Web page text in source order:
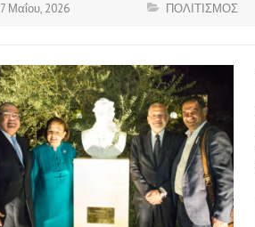
7 Μαΐου, 2026 ΠΟΛΙΤΙΣΜΟΣ